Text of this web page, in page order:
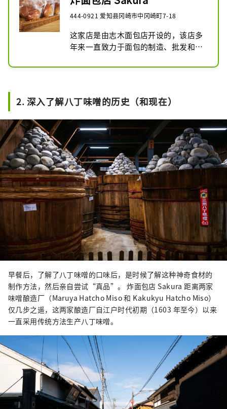
444-0921 爱知县冈崎市中冈崎町7-18
这家店是由志木面包店开设的，该店多
年来一直致力于面包的制造、批发和销
重原料、产地、新鲜度、手工制作。这
“米粉核桃味噌面包”。
2. 深入了解八丁味噌的历史（和现在）
早餐后，了解了八丁味噌的口味后，是时候了解这种神奇食材的
制作方法，然后亲自尝试“真品”。 炸面包店 Sakura 距离两家
味噌酿造厂（Maruya Hatcho Miso 和 Kakukyu Hatcho Miso）
仅几步之遥，这两家酿造厂自江户时代初期（1603 年至今）以来
一直采用传统方法生产八丁味噌。